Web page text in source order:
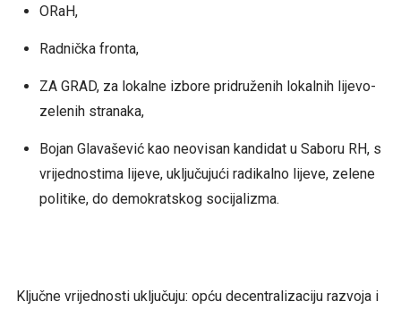
ORaH,
Radnička fronta,
ZA GRAD, za lokalne izbore pridruženih lokalnih lijevo-
zelenih stranaka,
Bojan Glavašević kao neovisan kandidat u Saboru RH, s
vrijednostima lijeve, uključujući radikalno lijeve, zelene
politike, do demokratskog socijalizma.
Ključne vrijednosti uključuju: opću decentralizaciju razvoja i